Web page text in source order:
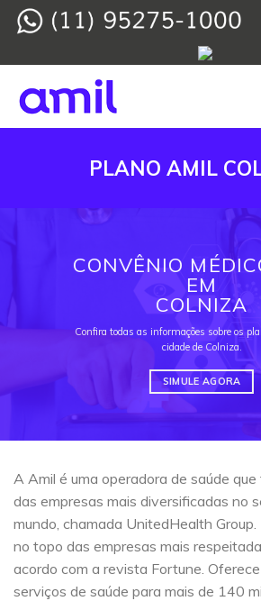
Skip
PLANO AMIL
CONVÊNIO
EM
COLNIZA
Confira todas as informações sobre os
cidade de Colniza.
SIMULE AGORA
A Amil é uma operadora de saúde
das empresas mais diversificadas no
mundo, chamada UnitedHealth
no topo das empresas mais
acordo com a revista Fortune.
serviços de saúde para mais de 140